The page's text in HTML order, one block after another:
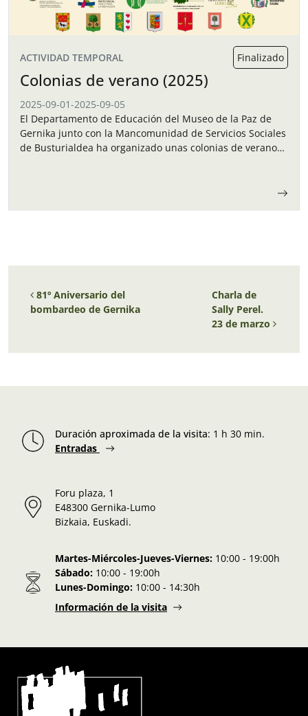
ACTIVIDAD TEMPORAL Finalizado
Colonias de verano (2025)
2025-09-01-2025-09-05
El Departamento de Educación del Museo de la Paz de
Gernika junto con la Mancomunidad de Servicios Sociales
de Busturialdea ha organizado unas colonias de verano
Navegación de entradas
81º Aniversario del
bombardeo de Gernika
Charla de
Sally Perel.
23 de marzo
Duración aproximada de la visita: 1 h 30 min.
Entradas
Foru plaza, 1
E48300 Gernika-Lumo
Bizkaia, Euskadi.
Martes-Miércoles-Jueves-Viernes: 10:00 - 19:00h
Sábado: 10:00 - 19:00h
Lunes-Domingo: 10:00 - 14:30h
Información de la visita